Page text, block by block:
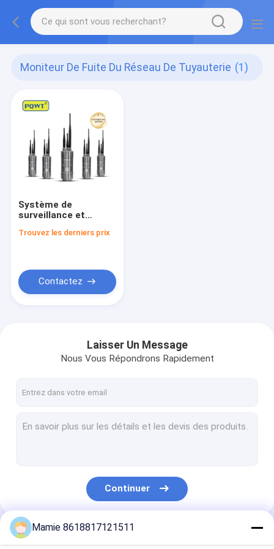
Moniteur De Fuite Du Réseau De Tuyauterie (1)
Système de
surveillance et
ligne du réseau de
Trouvez les derniers prix
Contactez
Laisser Un Message
Nous Vous Répondrons Rapidement
Continuer
Nos Catégories
Mamie 8618817121511